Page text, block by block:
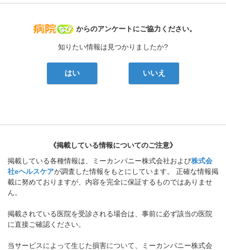
病院なび
からのアンケートにご協力ください。
知りたい情報は見つかりましたか?
はい いいえ
《掲載している情報についてのご注意》
掲載している各種情報は、ミーカンパニー株式会社および株式会
社eヘルスケアが調査した情報をもとにしています。 正確な情報掲
載に努めておりますが、内容を完全に保証するものではありませ
ん。
掲載されている医院を受診される場合は、事前に必ず該当の医院
に直接ご確認ください。
当サービスによって生じた損害について、ミーカンパニー株式会